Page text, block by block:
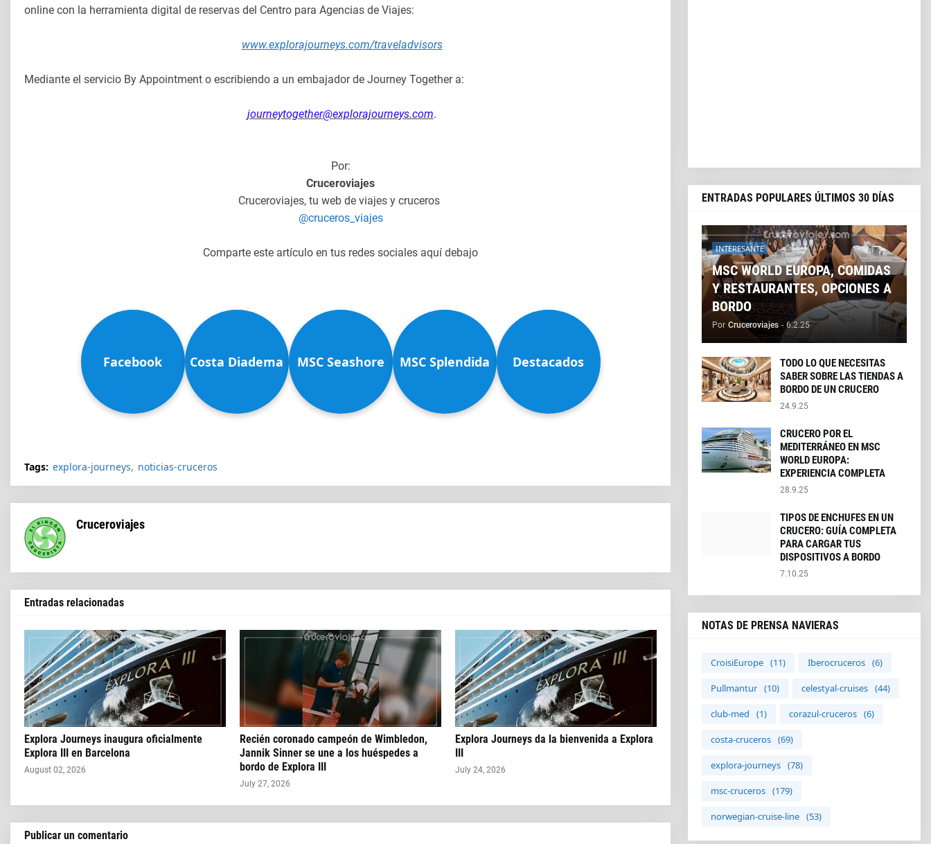
online con la herramienta digital de reservas del Centro para Agencias de Viajes:
www.explorajourneys.com/traveladvisors
Mediante el servicio By Appointment o escribiendo a un embajador de Journey Together a:
journeytogether@explorajourneys.com.
Por:
Cruceroviajes
Cruceroviajes, tu web de viajes y cruceros
@cruceros_viajes
Comparte este artículo en tus redes sociales aquí debajo
Facebook Costa Diadema MSC Seashore MSC Splendida Destacados
Tags: explora-journeys noticias-cruceros
Cruceroviajes
Entradas relacionadas
Explora Journeys inaugura oficialmente
Explora III en Barcelona
August 02, 2026
Recién coronado campeón de Wimbledon,
Jannik Sinner se une a los huéspedes a
bordo de Explora III
July 27, 2026
Explora Journeys da la bienvenida a Explora
III
July 24, 2026
Publicar un comentario
ENTRADAS POPULARES ÚLTIMOS 30 DÍAS
INTERESANTE
MSC WORLD EUROPA, COMIDAS
Y RESTAURANTES, OPCIONES A
BORDO
Por Cruceroviajes - 6.2.25
TODO LO QUE NECESITAS
SABER SOBRE LAS TIENDAS A
BORDO DE UN CRUCERO
24.9.25
CRUCERO POR EL
MEDITERRÁNEO EN MSC
WORLD EUROPA:
EXPERIENCIA COMPLETA
28.9.25
TIPOS DE ENCHUFES EN UN
CRUCERO: GUÍA COMPLETA
PARA CARGAR TUS
DISPOSITIVOS A BORDO
7.10.25
NOTAS DE PRENSA NAVIERAS
CroisiEurope (11) Iberocruceros (6)
Pullmantur (10) celestyal-cruises (44)
club-med (1) corazul-cruceros (6)
costa-cruceros (69)
explora-journeys (78)
msc-cruceros (179)
norwegian-cruise-line (53)